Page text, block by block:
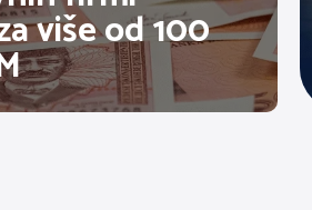
više od 100